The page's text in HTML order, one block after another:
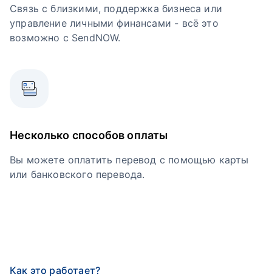
Связь с близкими, поддержка бизнеса или
управление личными финансами - всё это
возможно с SendNOW.
Несколько способов оплаты
Вы можете оплатить перевод с помощью карты
или банковского перевода.
Как это работает?